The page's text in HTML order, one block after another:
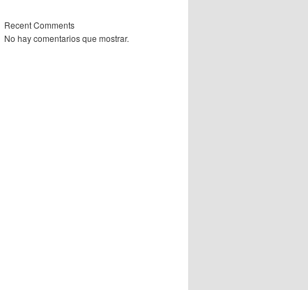
Recent Comments
No hay comentarios que mostrar.